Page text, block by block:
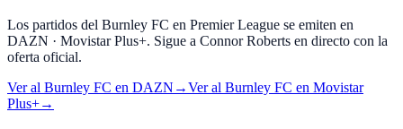
Los partidos del Burnley FC en Premier League se emiten en
DAZN · Movistar Plus+. Sigue a Connor Roberts en directo con la
oferta oficial.
Ver al Burnley FC en DAZN →Ver al Burnley FC en Movistar
Plus+→